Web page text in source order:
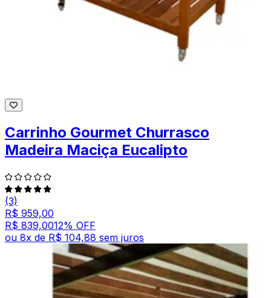
Carrinho Gourmet Churrasco
Madeira Maciça Eucalipto
(3)
R$ 959,00
R$ 839,0012% OFF
ou 8x de R$ 104,88 sem juros